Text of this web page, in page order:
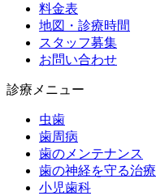
料金表
地図・診療時間
スタッフ募集
お問い合わせ
診療メニュー
虫歯
歯周病
歯のメンテナンス
歯の神経を守る治療
小児歯科